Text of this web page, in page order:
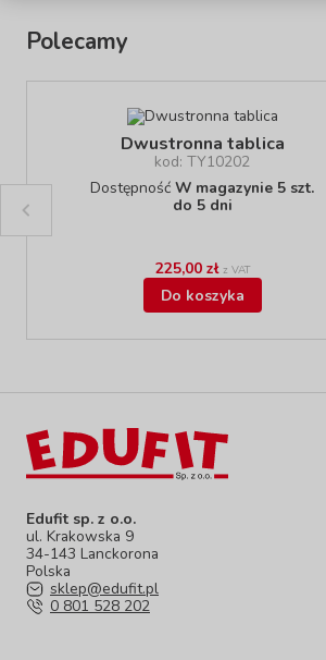
Polecamy
Dwustronna tablica
kod: TY10202
DostępnośćW magazynie 5 szt.
do 5 dni
225,00 zł z VAT
Do koszyka
Edufit sp. z o.o.
ul. Krakowska 9
34-143 Lanckorona
Polska
sklep@edufit.pl
0 801 528 202